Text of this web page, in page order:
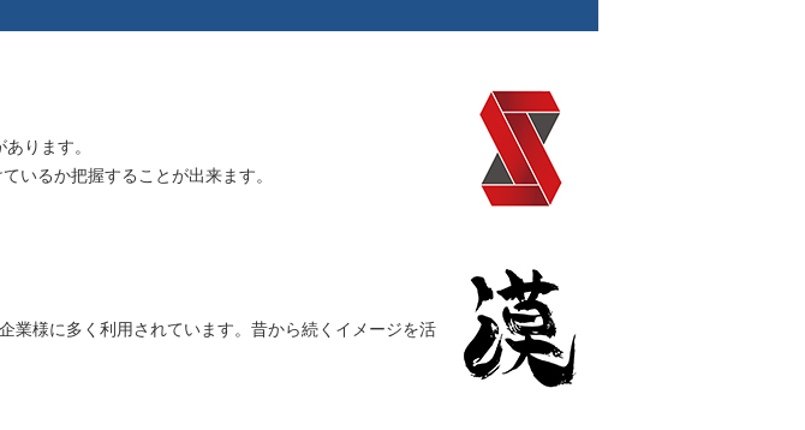
ります。
いるか把握することが出来ます。
業様に多く利用されています。昔から続くイメージを活